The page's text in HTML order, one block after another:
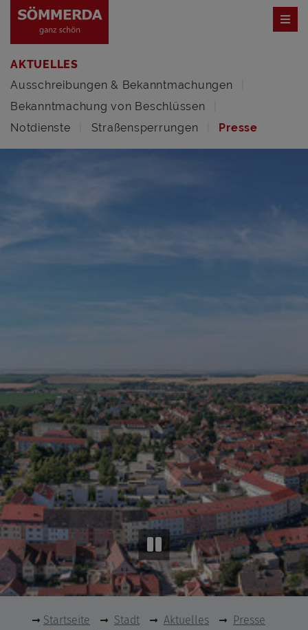
AKTUELLES
Ausschreibungen & Bekanntmachungen
Bekanntmachung von Beschlüssen
Notdienste
Straßensperrungen Presse
Startseite Stadt Aktuelles
Presse